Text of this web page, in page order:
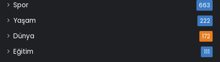
Spor 663
Yaşam 222
Dünya 172
Eğitim 111